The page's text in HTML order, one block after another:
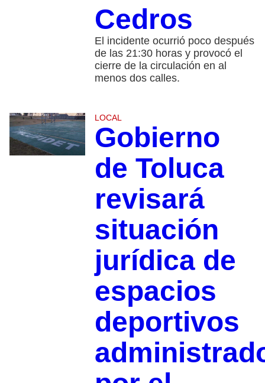
Cedros
El incidente ocurrió poco después
de las 21:30 horas y provocó el
cierre de la circulación en al
menos dos calles.
LOCAL
Gobierno
de Toluca
revisará
situación
jurídica de
espacios
deportivos